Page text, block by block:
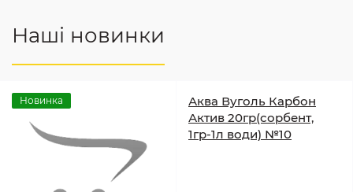
Наші новинки
Новинка
Аква Вуголь Карбон
Актив 20гр(сорбент,
1гр-1л води) №10